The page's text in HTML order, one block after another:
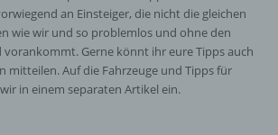
an Einsteiger, die nicht die gleichen
wie wir und so problemlos und ohne den
vorankommt. Gerne könnt ihr eure Tipps auch
mitteilen. Auf die Fahrzeuge und Tipps für
in einem separaten Artikel ein.